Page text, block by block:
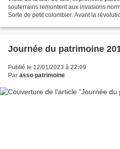
souterrains remontent aux invasions
Sorte de petit colombier. Avant la
Journée du patrimoine
Publié le 12/01/2023 à 22:09
Par asso patrimoine